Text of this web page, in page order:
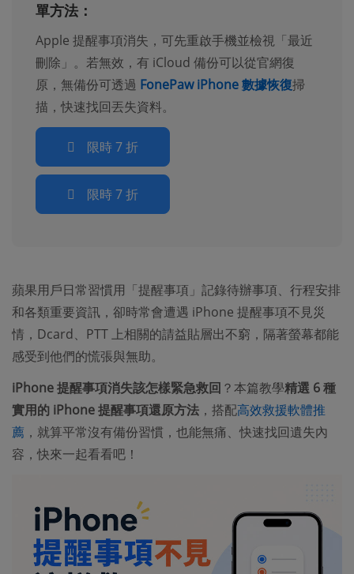
單方法 ：
Apple 提醒事項消失，可先重啟手機並檢視「最近
刪除」。若無效，有 iCloud 備份可以從官網復
原，無備份可透過 FonePaw iPhone 數據恢復掃
描，快速找回丟失資料。
限時 7 折
限時 7 折
蘋果用戶日常習慣用「提醒事項」記錄待辦事項、行程安排
和各類重要資訊，卻時常會遭遇 iPhone 提醒事項不見災
情，Dcard、PTT 上相關的請益貼層出不窮，隔著螢幕都能
感受到他們的慌張與無助。
iPhone 提醒事項消失該怎樣緊急救回 ？本篇教學精選 6 種
實用的 iPhone 提醒事項還原方法 ，搭配高效救援軟體推
薦 ，就算平常沒有備份習慣，也能無痛、快速找回遺失內
容，快來一起看看吧！